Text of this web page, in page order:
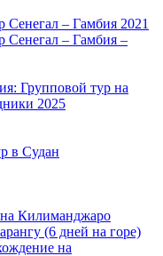
Сенегал – Гамбия 2021
Сенегал – Гамбия –
Групповой тур на
2025
в Cудан
Килиманджаро
(6 дней на горе)
на